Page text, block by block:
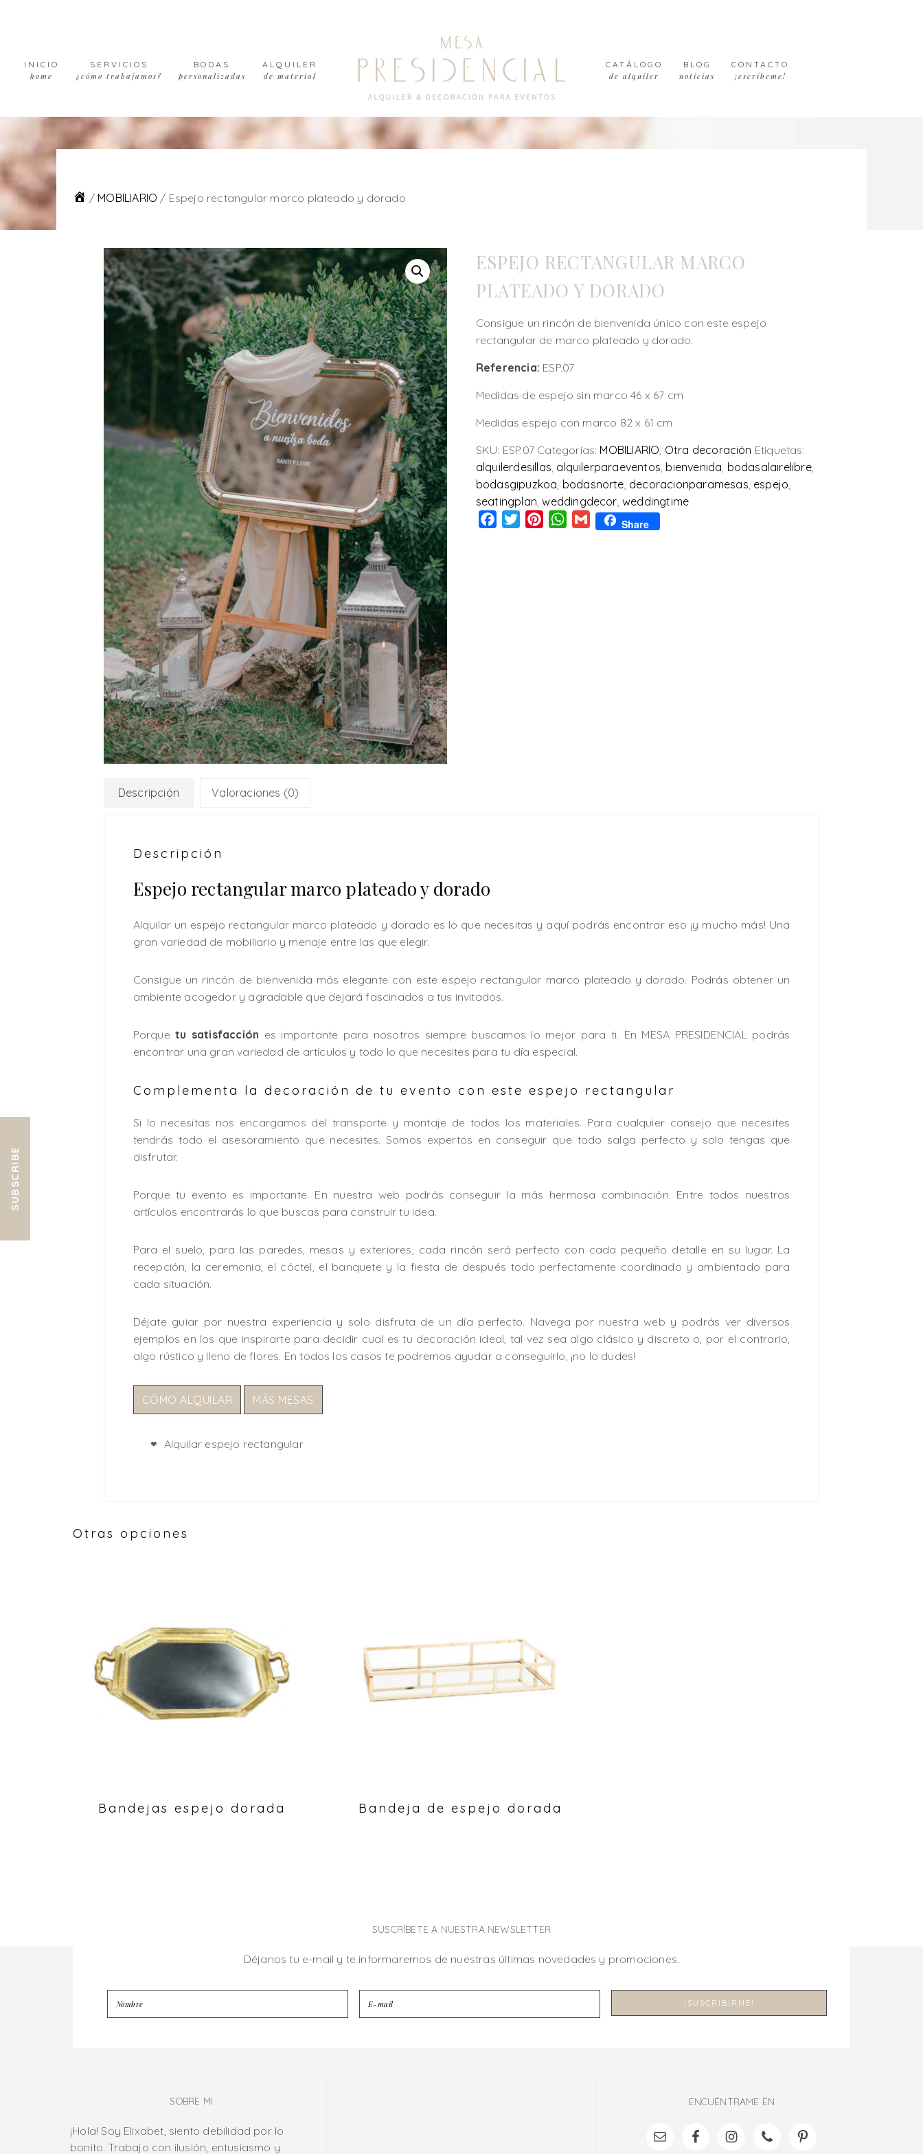
navigation
contentINICIO
home
SERVICIOS
¿cómo trabajamos?
BODAS
personalizadas
ALQUILER
de material
CATÁLOGO
de alquiler
BLOG
noticias
CONTACTO
¡escríbeme!
/ MOBILIARIO / Espejo rectangular marco plateado y dorado
ESPEJO RECTANGULAR MARCO
PLATEADO Y DORADO
Consigue un rincón de bienvenida único con este espejo
rectangular de marco plateado y dorado.
Referencia: ESP.07
Medidas de espejo sin marco 46 x 67 cm
Medidas espejo con marco 82 x 61 cm
SKU: ESP.07 Categorías: MOBILIARIO Otra decoración Etiquetas:
alquilerdesillas alquilerparaeventos bienvenida bodasalairelibre,
bodasgipuzkoa bodasnorte decoracionparamesas espejo
seatingplan ,weddingdecor ,weddingtime
Facebook
TwitterPinterestWhatsApp
Gmail Share
Descripción Valoraciones (0)
Descripción
Espejo rectangular marco plateado y dorado
Alquilar un espejo rectangular marco plateado y dorado es lo que necesitas y aquí podrás encontrar eso ¡y mucho más! Una
gran variedad de mobiliario y menaje entre las que elegir.
Consigue un rincón de bienvenida más elegante con este espejo rectangular marco plateado y dorado. Podrás obtener un
ambiente acogedor y agradable que dejará fascinados a tus invitados.
Porquetu satisfacción es importante para nosotros siempre buscamos lo mejor para ti. En MESA PRESIDENCIAL podrás
encontrar una gran variedad de artículos y todo lo que necesites para tu día especial.
Complementa la decoración de tu evento con este espejo rectangular
Si lo necesitas nos encargamos del transporte y montaje de todos los materiales. Para cualquier consejo que necesites
tendrás todo el asesoramiento que necesites. Somos expertos en conseguir que todo salga perfecto y solo tengas que
disfrutar.
Porque tu evento es importante. En nuestra web podrás conseguir la más hermosa combinación. Entre todos nuestros
artículos encontrarás lo que buscas para construir tu idea.
Para el suelo, para las paredes, mesas y exteriores, cada rincón será perfecto con cada pequeño detalle en su lugar. La
recepción, la ceremonia, el cóctel, el banquete y la fiesta de después todo perfectamente coordinado y ambientado para
cada situación.
Déjate guiar por nuestra experiencia y solo disfruta de un día perfecto. Navega por nuestra web y podrás ver diversos
ejemplos en los que inspirarte para decidir cual es tu decoración ideal, tal vez sea algo clásico y discreto o, por el contrario,
algo rústico y lleno de flores. En todos los casos te podremos ayudar a conseguirlo, ¡no lo dudes!
CÓMO ALQUILAR MÁS MESAS
Alquilar espejo rectangular
Otras opciones
Bandejas espejo dorada Bandeja de espejo dorada
SUSCRÍBETE A NUESTRA NEWSLETTER
Déjanos tu e-mail y te informaremos de nuestras últimas novedades y promociones.
SOBRE MI
¡Hola! Soy Elixabet, siento debilidad por lo
bonito. Trabajo con ilusión, entusiasmo y
ENCUÉNTRAME EN
SUBSCRIBE